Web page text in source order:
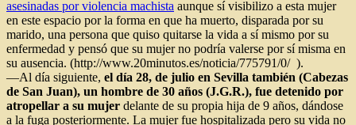
asesinadas por violencia machista aunque sí visibilizo a esta mujer
en este espacio por la forma en que ha muerto, disparada por su
marido, una persona que quiso quitarse la vida a sí mismo por su
enfermedad y pensó que su mujer no podría valerse por sí misma en
su ausencia. (http://www.20minutos.es/noticia/775791/0/ ).
—Al día siguiente, el día 28, de julio en Sevilla también (Cabezas
de San Juan), un hombre de 30 años (J.G.R.), fue detenido por
atropellar a su mujer delante de su propia hija de 9 años, dándose
a la fuga posteriormente. La mujer fue hospitalizada pero su vida no